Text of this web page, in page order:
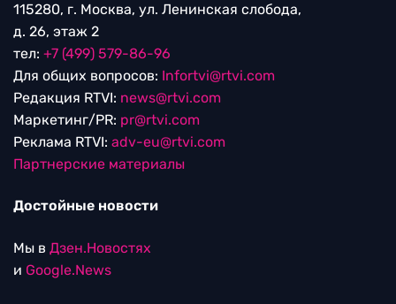
115280, г. Москва, ул. Ленинская слобода,
д. 26, этаж 2
тел: +7 (499) 579-86-96
Для общих вопросов: Infortvi@rtvi.com
Редакция RTVI: news@rtvi.com
Маркетинг/PR: pr@rtvi.com
Реклама RTVI: adv-eu@rtvi.com
Партнерские материалы
Достойные новости
Мы в Дзен.Новостях
и Google.News